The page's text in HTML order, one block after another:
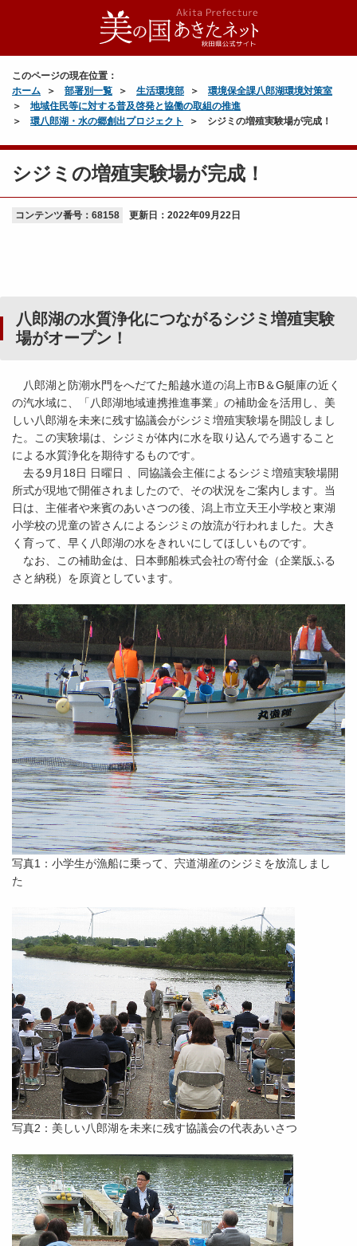
このページの現在位置：
ホーム
部署別一覧 生活環境部
環境保全課八郎湖環境対策室
地域住民等に対する普及啓発と協働の取組の推進
環八郎湖・水の郷創出プロジェクト
シジミの増殖実験場が完成！
シジミの増殖実験場が完成！
コンテンツ番号：68158 更新日： 2022年09月22日
八郎湖の水質浄化につながるシジミ増殖実験
場がオープン！
八郎湖と防潮水門をへだてた船越水道の潟上市B＆G艇庫の近く
の汽水域に、「八郎湖地域連携推進事業」の補助金を活用し、美
しい八郎湖を未来に残す協議会がシジミ増殖実験場を開設しまし
た。この実験場は、シジミが体内に水を取り込んでろ過すること
による水質浄化を期待するものです。
去る9月18日 日曜日 、同協議会主催によるシジミ増殖実験場開
所式が現地で開催されましたので、その状況をご案内します。当
日は、主催者や来賓のあいさつの後、潟上市立天王小学校と東湖
小学校の児童の皆さんによるシジミの放流が行われました。大き
く育って、早く八郎湖の水をきれいにしてほしいものです。
なお、この補助金は、日本郵船株式会社の寄付金（企業版ふる
さと納税）を原資としています。
写真1：小学生が漁船に乗って、宍道湖産のシジミを放流しまし
た
写真2：美しい八郎湖を未来に残す協議会の代表あいさつ